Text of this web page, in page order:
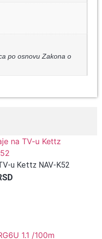
po osnovu Zakona o
u Kettz NAV-K52